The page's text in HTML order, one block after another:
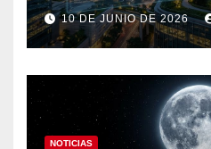
10 DE JUNIO DE 2026
NOTICIAS